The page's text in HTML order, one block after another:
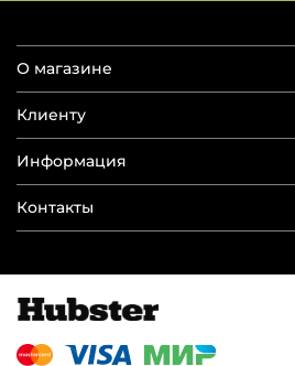
О магазине
Клиенту
Информация
Контакты